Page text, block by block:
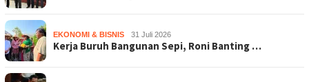
EKONOMI & BISNIS 31 Juli 2026
Kerja Buruh Bangunan Sepi, Roni Banting …